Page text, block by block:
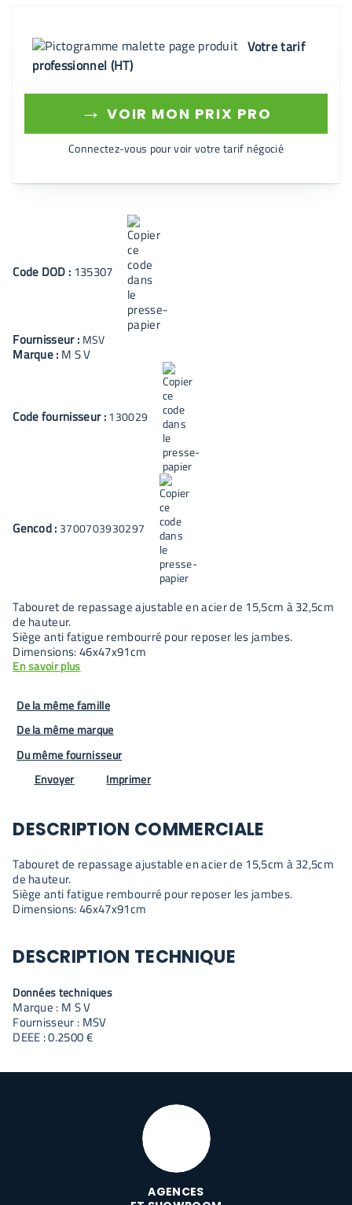
Votre tarif
professionnel (HT)
→ VOIR MON PRIX PRO
Connectez-vous pour voir votre tarif négocié
Code DOD : 135307
Fournisseur : MSV
Marque : M S V
Code fournisseur :130029
Gencod : 3700703930297
Tabouret de repassage ajustable en acier de 15,5cm à 32,5cm
de hauteur.
Siège anti fatigue rembourré pour reposer les jambes.
Dimensions: 46x47x91cm
En savoir plus
De la même famille
De la même marque
Du même fournisseur
Envoyer
Imprimer
DESCRIPTION COMMERCIALE
Tabouret de repassage ajustable en acier de 15,5cm à 32,5cm
de hauteur.
Siège anti fatigue rembourré pour reposer les jambes.
Dimensions: 46x47x91cm
DESCRIPTION TECHNIQUE
Données techniques
Marque : M S V
Fournisseur : MSV
DEEE : 0.2500 €
AGENCES